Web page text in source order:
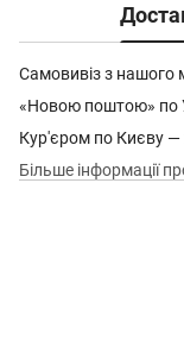
Самовивіз з нашого
«Новою поштою» по
Кур'єром по Києву —
Більше інформації